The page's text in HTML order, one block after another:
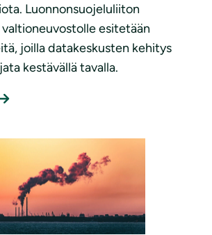
Luonnonsuojeluliiton
esitetään
joilla datakeskusten kehitys
kestävällä tavalla.